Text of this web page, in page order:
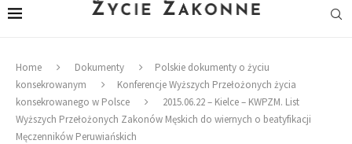
Home Dokumenty
Polskie dokumenty o życiu
konsekrowanym
Konferencje Wyższych Przełożonych życia
konsekrowanego w Polsce
2015.06.22 – Kielce – KWPZM. List
Wyższych Przełożonych Zakonów Męskich do wiernych o beatyfikacji
Męczenników Peruwiańskich